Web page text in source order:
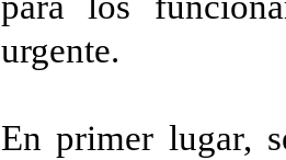
urgente.
En primer lugar,